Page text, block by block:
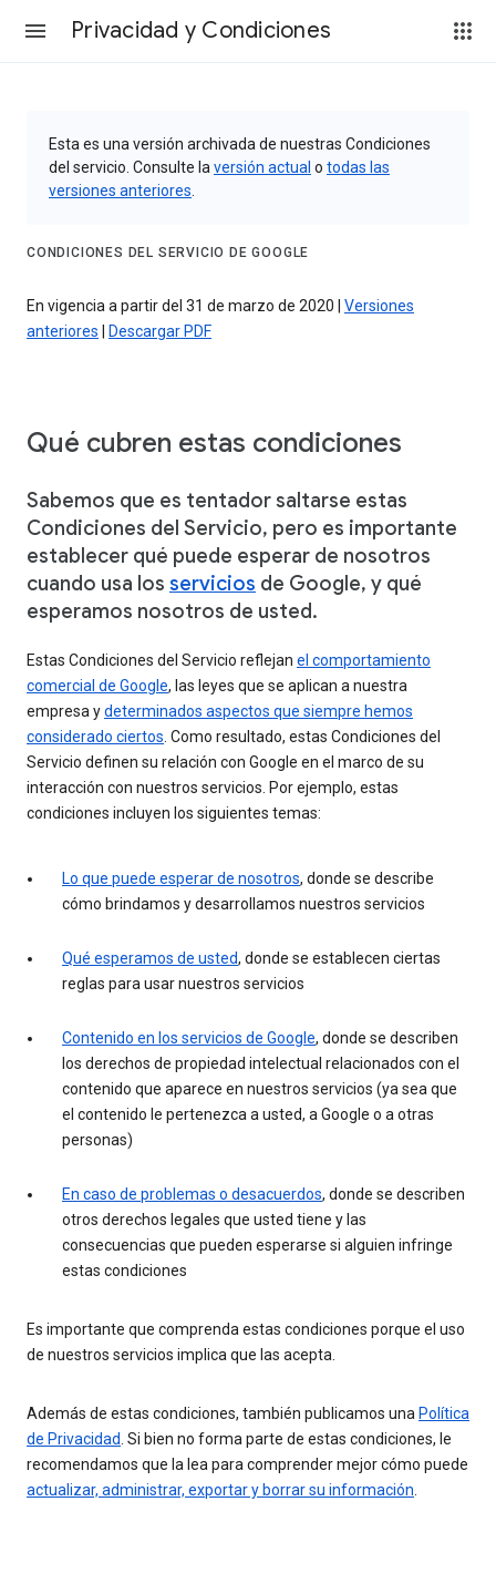
Privacidad y Condiciones
Esta es una versión archivada de nuestras Condiciones
del servicio. Consulte la versión actual o todas las
versiones anteriores
CONDICIONES DEL SERVICIO DE GOOGLE
En vigencia a partir del 31 de marzo de 2020 | Versiones
anteriores
Descargar PDF
Qué cubren estas condiciones
Sabemos que es tentador saltarse estas
Condiciones del Servicio, pero es importante
establecer qué puede esperar de nosotros
cuando usa los servicios de Google, y qué
esperamos nosotros de usted.
Estas Condiciones del Servicio reflejan el comportamiento
comercial de Google, las leyes que se aplican a nuestra
empresa ydeterminados aspectos que siempre hemos
considerado ciertos. Como resultado, estas Condiciones del
Servicio definen su relación con Google en el marco de su
interacción con nuestros servicios. Por ejemplo, estas
condiciones incluyen los siguientes temas:
Lo que puede esperar de nosotros, donde se describe
cómo brindamos y desarrollamos nuestros servicios
Qué esperamos de usted, donde se establecen ciertas
reglas para usar nuestros servicios
Contenido en los servicios de Google, donde se describen
los derechos de propiedad intelectual relacionados con el
contenido que aparece en nuestros servicios (ya sea que
el contenido le pertenezca a usted, a Google o a otras
personas)
En caso de problemas o desacuerdos, donde se describen
otros derechos legales que usted tiene y las
consecuencias que pueden esperarse si alguien infringe
estas condiciones
Es importante que comprenda estas condiciones porque el uso
de nuestros servicios implica que las acepta.
Además de estas condiciones, también publicamos una Política
de Privacidad. Si bien no forma parte de estas condiciones, le
recomendamos que la lea para comprender mejor cómo puede
actualizar, administrar, exportar y borrar su información.